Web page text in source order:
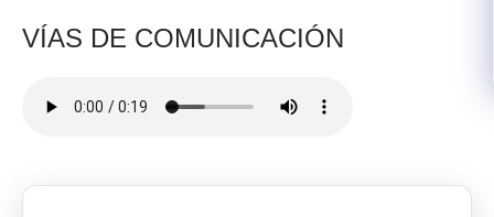
​​VÍAS DE COMUNICACIÓN